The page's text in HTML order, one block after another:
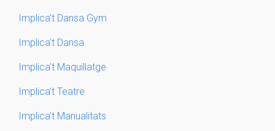
Implica’t Dansa Gym
Implica’t Dansa
Implica’t Maquillatge
Implica’t Teatre
Implica’t Manualitats